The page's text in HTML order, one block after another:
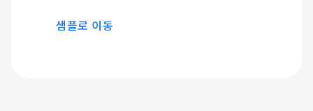
샘플로 이동